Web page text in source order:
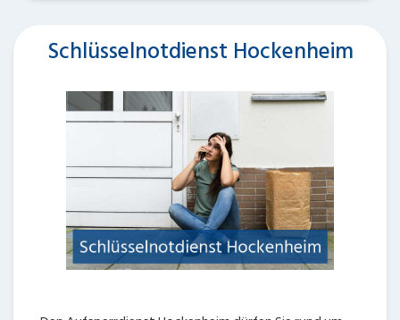
Schlüsselnotdienst Hockenheim